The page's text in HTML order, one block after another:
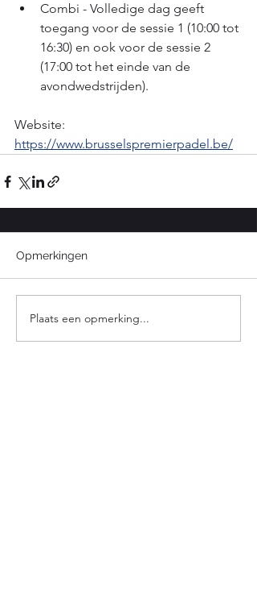
Combi - Volledige dag geeft
toegang voor de sessie 1 (10:00 tot
16:30) en ook voor de sessie 2
(17:00 tot het einde van de
avondwedstrijden).
Website:
https://www.brusselspremierpadel.be/
Opmerkingen
Plaats een opmerking...